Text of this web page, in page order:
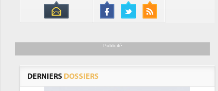
Publicité
DERNIERS DOSSIERS